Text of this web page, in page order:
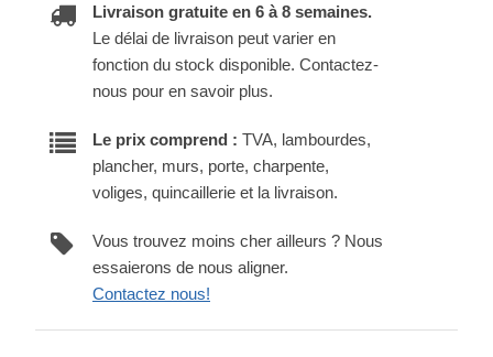
Livraison gratuite en 6 à 8 semaines.
Le délai de livraison peut varier en
fonction du stock disponible. Contactez-
nous pour en savoir plus.
Le prix comprend : TVA, lambourdes,
plancher, murs, porte, charpente,
voliges, quincaillerie et la livraison.
Vous trouvez moins cher ailleurs ? Nous
essaierons de nous aligner.
Contactez nous!